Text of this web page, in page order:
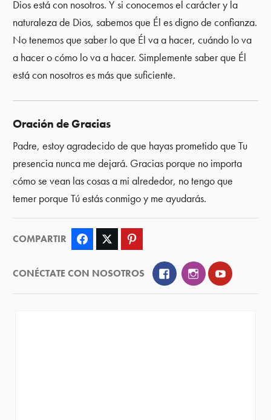
Dios está con nosotros. Y si conocemos el carácter y la
naturaleza de Dios, sabemos que Él es digno de confianza.
No tenemos que saber lo que Él va a hacer, cuándo lo va
a hacer o cómo lo va a hacer. Simplemente saber que Él
está con nosotros es más que suficiente.
Oración de Gracias
Padre, estoy agradecido de que hayas prometido que Tu
presencia nunca me dejará. Gracias porque no importa
cómo se vean las cosas a mi alrededor, no tengo que
temer porque Tú estás conmigo y me ayudarás.
COMPARTIR Facebook Twitter
CONÉCTATE CON NOSOTROS FacebookInstagramYouTube